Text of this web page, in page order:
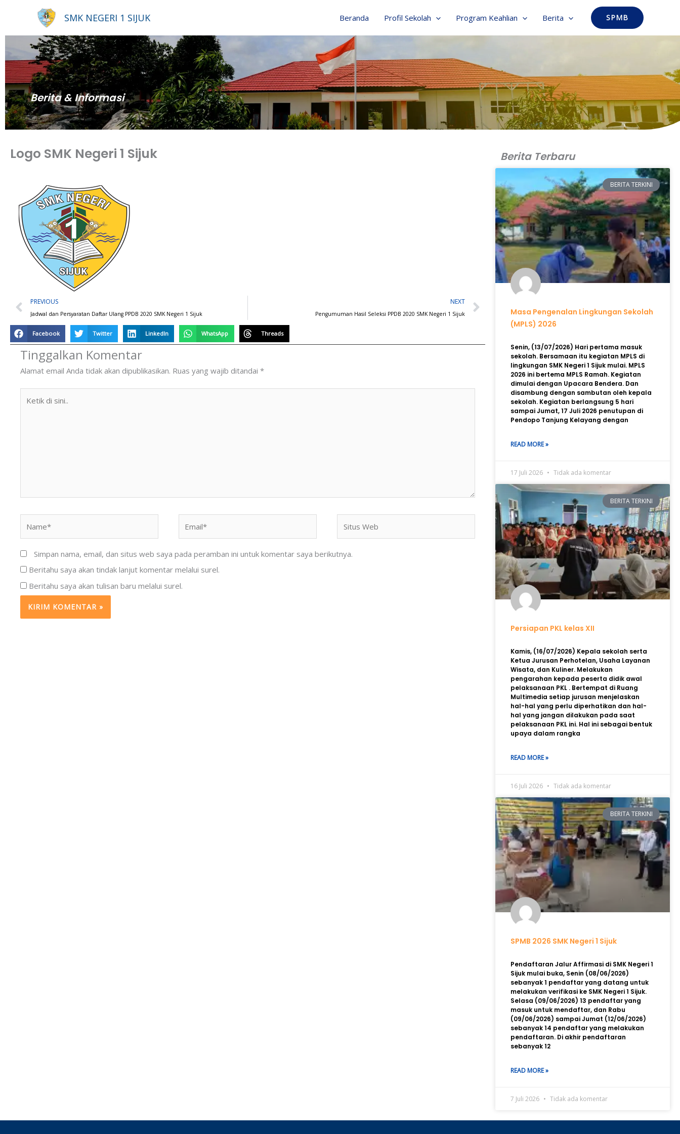
SMK NEGERI 1 SIJUK Beranda Profil Sekolah Program Keahlian Berita SPMB
Berita & Informasi
Logo SMK Negeri 1 Sijuk
Prev
PREVIOUS
Jadwal dan Persyaratan Daftar Ulang PPDB 2020 SMK Negeri 1 Sijuk
NEXT
Pengumuman Hasil Seleksi PPDB 2020 SMK Negeri 1 Sijuk
Facebook Twitter LinkedIn WhatsApp Threads
Tinggalkan Komentar
Alamat email Anda tidak akan dipublikasikan. Ruas yang wajib ditandai *
Web
Simpan nama, email, dan situs web saya pada peramban ini untuk komentar saya berikutnya.
Beritahu saya akan tindak lanjut komentar melalui surel.
Beritahu saya akan tulisan baru melalui surel.
Berita Terbaru
BERITA TERKINI
Masa Pengenalan Lingkungan Sekolah
(MPLS) 2026
Senin, (13/07/2026) Hari pertama masuk
sekolah. Bersamaan itu kegiatan MPLS di
lingkungan SMK Negeri 1 Sijuk mulai. MPLS
2026 ini bertema MPLS Ramah. Kegiatan
dimulai dengan Upacara Bendera. Dan
disambung dengan sambutan oleh kepala
sekolah. Kegiatan berlangsung 5 hari
sampai Jumat, 17 Juli 2026 penutupan di
Pendopo Tanjung Kelayang dengan
READ MORE »
17 Juli 2026 Tidak ada komentar
BERITA TERKINI
Persiapan PKL kelas XII
Kamis, (16/07/2026) Kepala sekolah serta
Ketua Jurusan Perhotelan, Usaha Layanan
Wisata, dan Kuliner. Melakukan
pengarahan kepada peserta didik awal
pelaksanaan PKL . Bertempat di Ruang
Multimedia setiap jurusan menjelaskan
hal-hal yang perlu diperhatikan dan hal-
hal yang jangan dilakukan pada saat
pelaksanaan PKL ini. Hal ini sebagai bentuk
upaya dalam rangka
READ MORE »
16 Juli 2026 Tidak ada komentar
BERITA TERKINI
SPMB 2026 SMK Negeri 1 Sijuk
Pendaftaran Jalur Affirmasi di SMK Negeri 1
Sijuk mulai buka, Senin (08/06/2026)
sebanyak 1 pendaftar yang datang untuk
melakukan verifikasi ke SMK Negeri 1 Sijuk.
Selasa (09/06/2026) 13 pendaftar yang
masuk untuk mendaftar, dan Rabu
(09/06/2026) sampai Jumat (12/06/2026)
sebanyak 14 pendaftar yang melakukan
pendaftaran. Di akhir pendaftaran
sebanyak 12
READ MORE »
7 Juli 2026 Tidak ada komentar